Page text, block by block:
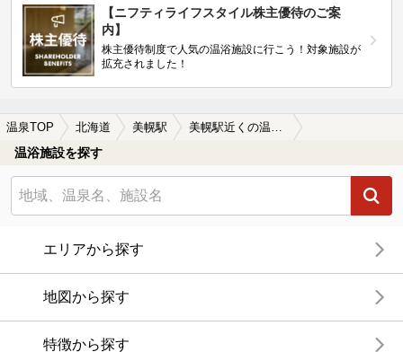
【ニフティライフスタイル株主優待のご案
内】
株主優待制度で人気の温浴施設に行こう！対象施設が
拡充されました！
温泉TOP 北海道 美幌駅 美幌駅近くの温泉宿・温泉旅館・ホテルおすすめ(2026年版)
温浴施設を探す
エリアから探す
地図から探す
特徴から探す